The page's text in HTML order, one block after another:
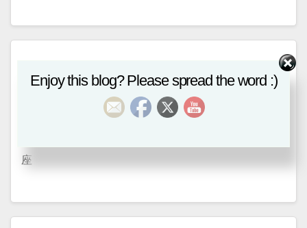
雅珊園
WORDPRESS_ADMIN
座
Enjoy this blog? Please spread the word :)